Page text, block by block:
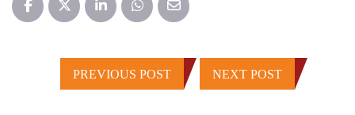
PREVIOUS POST NEXT POST